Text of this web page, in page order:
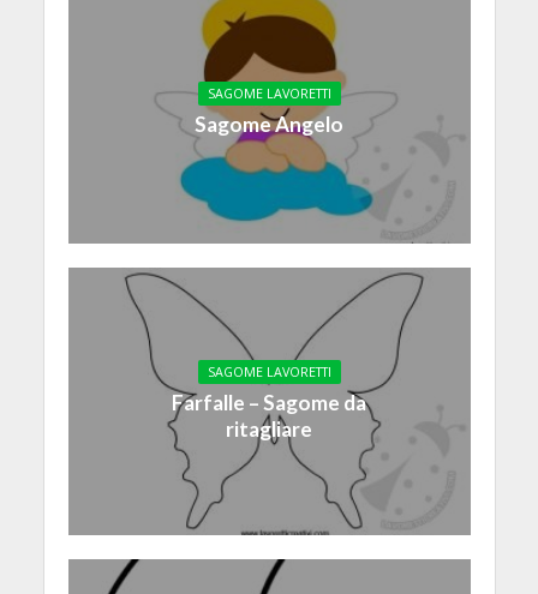
SAGOME LAVORETTI
Sagome Angelo
SAGOME LAVORETTI
Farfalle – Sagome da
ritagliare